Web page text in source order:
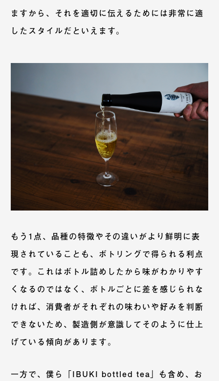
ますから、それを適切に伝えるためには非常に適
したスタイルだといえます。
もう1点、品種の特徴やその違いがより鮮明に表
現されていることも、ボトリングで得られる利点
です。これはボトル詰めしたから味がわかりやす
くなるのではなく、ボトルごとに差を感じられな
ければ、消費者がそれぞれの味わいや好みを判断
できないため、製造側が意識してそのように仕上
げている傾向があります。
一方で、僕ら「IBUKI bottled tea」も含め、お